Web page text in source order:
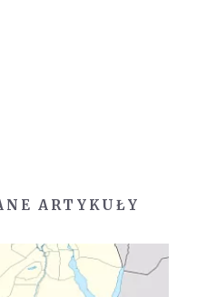
ARTYKUŁY